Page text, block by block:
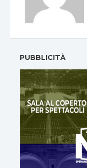
PUBBLICITÀ